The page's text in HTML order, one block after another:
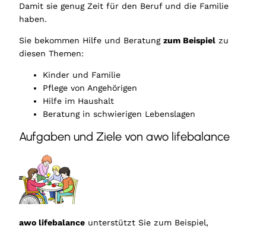
Damit sie genug Zeit für den Beruf und die Familie
haben.
Sie bekommen Hilfe und Beratung zum Beispiel zu
diesen Themen:
Kinder und Familie
Pflege von Angehörigen
Hilfe im Haushalt
Beratung in schwierigen Lebenslagen
Aufgaben und Ziele von awo lifebalance
awo lifebalance unterstützt Sie zum Beispiel,